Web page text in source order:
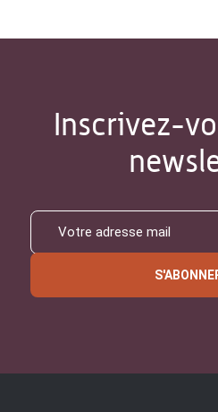
Inscrivez-